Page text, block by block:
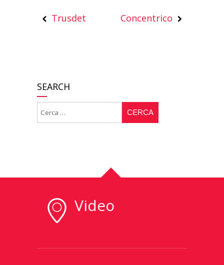
Trusdet Concentrico
SEARCH
Video